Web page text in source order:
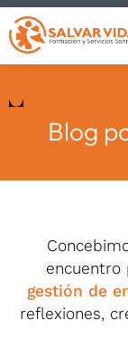
Ir
contenido
Blog
encuentro
gestión de
reflexiones,